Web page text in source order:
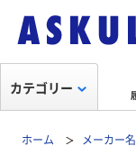
カテゴリー
ホーム メーカー名